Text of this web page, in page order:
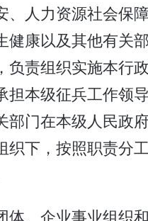
、人力资源社会保
健康以及其他有关
负责组织实施本行
担本级征兵工作领
部门在本级人民政
织下，按照职责分
体、企业事业组织